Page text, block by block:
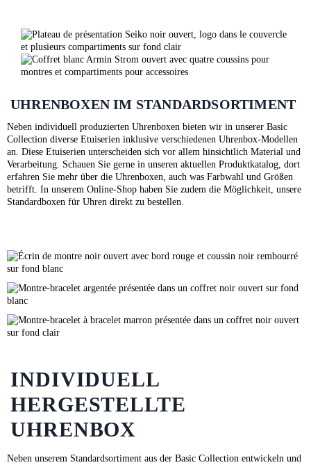
UHRENBOXEN IM STANDARDSORTIMENT
Neben individuell produzierten Uhrenboxen bieten wir in unserer Basic
Collection diverse Etuiserien inklusive verschiedenen Uhrenbox-Modellen
an. Diese Etuiserien unterscheiden sich vor allem hinsichtlich Material und
Verarbeitung. Schauen Sie gerne in unseren aktuellen Produktkatalog, dort
erfahren Sie mehr über die Uhrenboxen, auch was Farbwahl und Größen
betrifft. In unserem Online-Shop haben Sie zudem die Möglichkeit, unsere
Standardboxen für Uhren direkt zu bestellen.
INDIVIDUELL
HERGESTELLTE
UHRENBOX
Neben unserem Standardsortiment aus der Basic Collection entwickeln und